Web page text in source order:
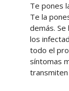
Te pones
Te la
demás.
los
todo el
síntomas
transmiten